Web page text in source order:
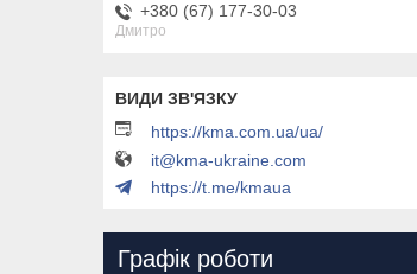
+380 (67) 177-30-03
Дмитро
https://kma.com.ua/ua/
it@kma-ukraine.com
https://t.me/kmaua
Графік роботи